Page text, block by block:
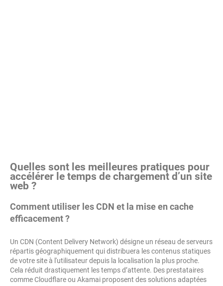
Quelles sont les meilleures pratiques pour
accélérer le temps de chargement d’un site
web ?
Comment utiliser les CDN et la mise en cache
efficacement ?
Un CDN (Content Delivery Network) désigne un réseau de serveurs
répartis géographiquement qui distribuera les contenus statiques
de votre site à l'utilisateur depuis la localisation la plus proche.
Cela réduit drastiquement les temps d’attente. Des prestataires
comme Cloudflare ou Akamai proposent des solutions adaptées